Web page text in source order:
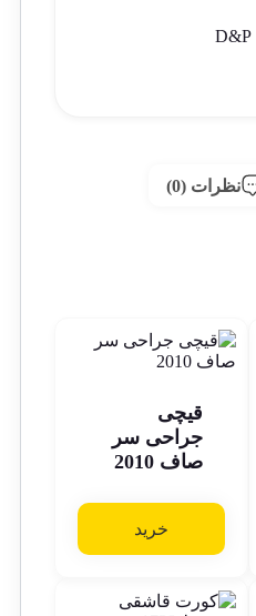
D&P
نظرات (0)
قیچی
جراحی سر
صاف 2010
خرید